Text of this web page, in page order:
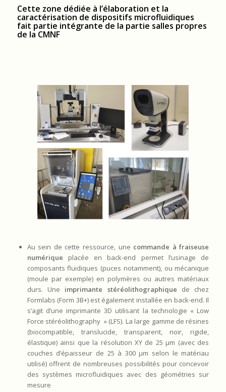
Cette zone dédiée à l’élaboration et la
caractérisation de dispositifs microfluidiques
fait partie intégrante de la partie salles propres
de la CMNF
Au sein de cette ressource, une commande à fraiseuse
numérique placée en back-end permet l’usinage de
composants fluidiques (puces notamment), ou mécanique
(moule par exemple) en polymères ou autres matériaux
durs. Une imprimante stéréolithographique de chez
Formlabs (Form 3B+) est également installée en back-end. Il
s’agit d’une imprimante 3D utilisant la technologie « Low
Force stéréolithography » (LFS). La large gamme de résines
(biocompatible, translucide, transparent, noir, rigide,
élastique) ainsi que la résolution XY de 25 µm (avec des
couches d’épaisseur de 25 à 300 µm selon le matériau
utilisé) offrent de nombreuses possibilités pour concevoir
des systèmes microfluidiques avec des géométries sur
mesure